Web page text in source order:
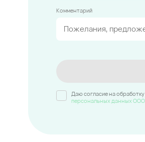
Комментарий
Даю согласие на
персональных данных